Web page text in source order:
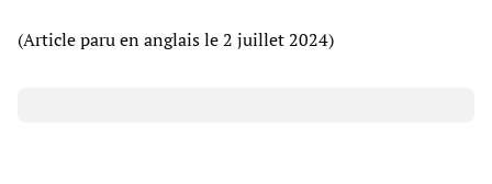
(Article paru en anglais le 2 juillet 2024)